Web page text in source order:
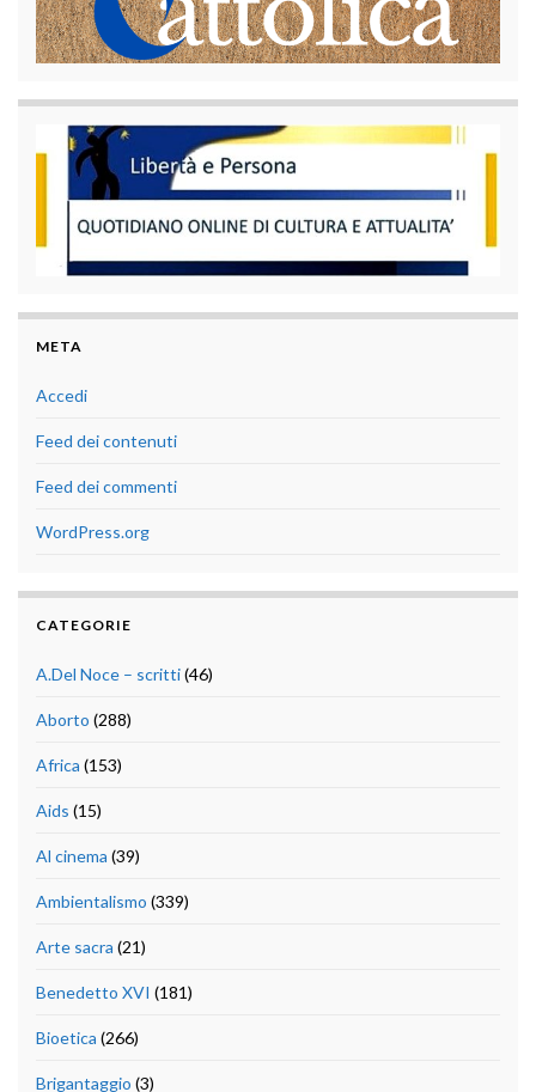
META
Accedi
Feed dei contenuti
Feed dei commenti
WordPress.org
CATEGORIE
A.Del Noce – scritti(46)
Aborto (288)
Africa (153)
Aids (15)
Al cinema (39)
Ambientalismo (339)
Arte sacra (21)
Benedetto XVI (181)
Bioetica (266)
Brigantaggio (3)